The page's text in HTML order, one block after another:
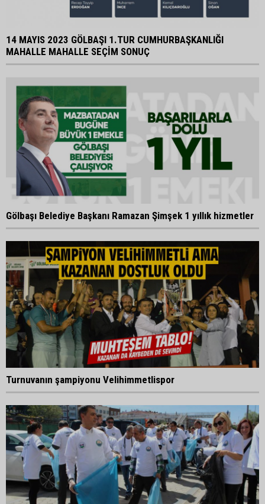
14 MAYIS 2023 GÖLBAŞI 1.TUR CUMHURBAŞKANLIĞI
MAHALLE MAHALLE SEÇİM SONUÇ
Gölbaşı Belediye Başkanı Ramazan Şimşek 1 yıllık hizmetler
Turnuvanın şampiyonu Velihimmetlispor